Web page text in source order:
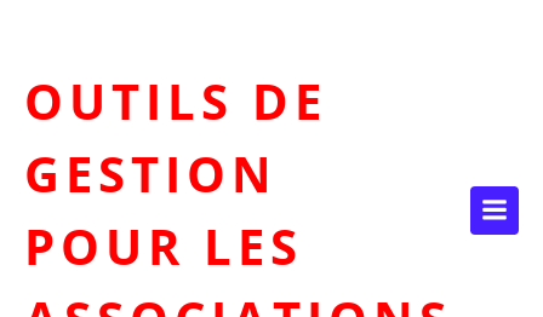
OUTILS DE
GESTION
POUR LES